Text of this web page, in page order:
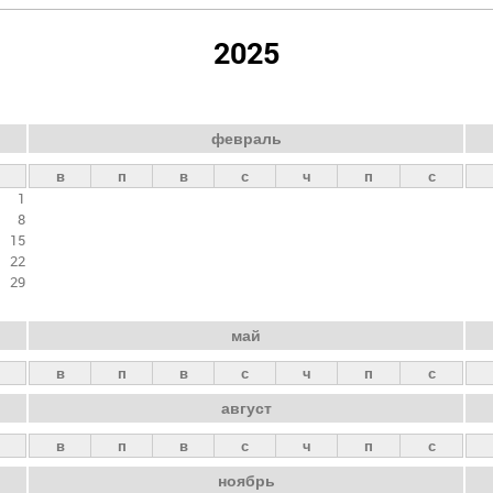
2025
1
8
15
22
29
февраль
в п в с ч п с
май
в п в с ч п с
август
в п в с ч п с
ноябрь